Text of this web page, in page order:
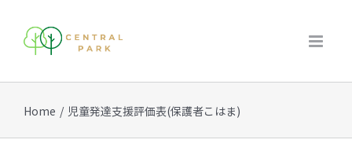
content
Home / 児童発達支援評価表(保護者こはま)